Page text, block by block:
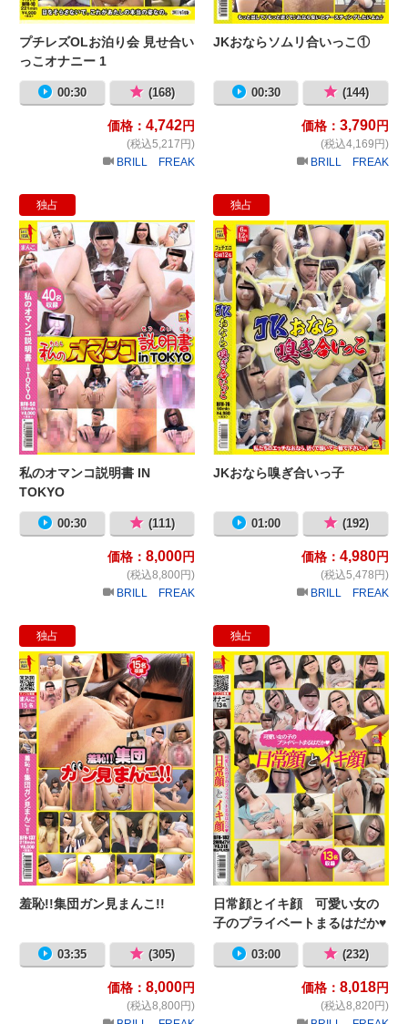
プチレズOLお泊り会 見せ合い
っこオナニー 1
00:30 (168)
価格： 4,742円
(税込5,217円)
BRILL FREAK
JKおならソムリ合いっこ①
00:30 (144)
価格： 3,790円
(税込4,169円)
BRILL FREAK
独占
私のオマンコ説明書 IN TOKYO
私のオマンコ説明書 IN
TOKYO
00:30 (111)
価格： 8,000円
(税込8,800円)
BRILL FREAK
独占
JK
JKおなら嗅ぎ合いっ子
01:00 (192)
価格： 4,980円
(税込5,478円)
BRILL FREAK
独占
羞恥!!集団ガン見まんこ!!
羞恥!!集団ガン見まんこ!!
03:35 (305)
価格： 8,000円
(税込8,800円)
独占
日
日常顔とイキ顔 可愛い女の
子のプライベートまるはだか♥
03:00 (232)
価格： 8,018円
(税込8,820円)